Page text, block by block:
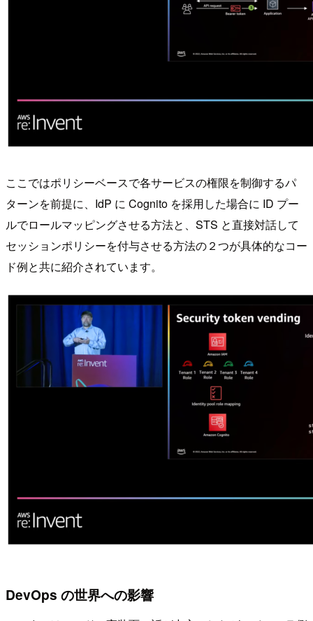
ここではポリシーベースで各サービスの権限を制御するパ
ターンを前提に、IdP に Cognito を採用した場合に ID プー
ルでロールマッピングさせる方法と、STS と直接対話して
セッションポリシーを付与させる方法の２つが具体的なコー
ド例と共に紹介されています。
DevOps の世界への影響